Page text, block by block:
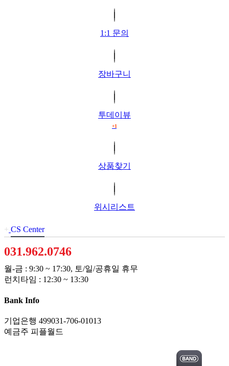
1:1 문의
장바구니
투데이뷰
+1
상품찾기
위시리스트
+ CS Center
031.962.0746
월-금 : 9:30 ~ 17:30, 토/일/공휴일 휴무
런치타임 : 12:30 ~ 13:30
Bank Info
기업은행 499031-706-01013
예금주 피플월드